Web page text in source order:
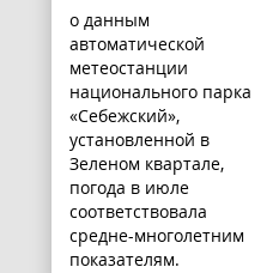
о данным
автоматической
метеостанции
национального парка
«Себежский»,
установленной в
Зеленом квартале,
погода в июле
соответствовала
средне-многолетним
показателям.